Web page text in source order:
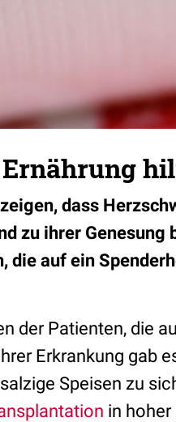
dass
zu ihrer Genesung
die auf ein
der Patienten, die
Erkrankung gab
Speisen zu
in